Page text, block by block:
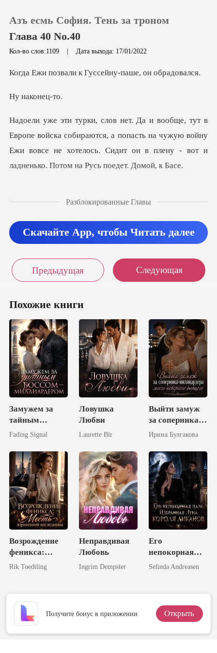
Пополнить
История чтения
Азъ есмь София. Тень за троном
Глава 40 No.40
Кол-во слов:1109 | Дата выхода: 17/01/2022
и к Гуссейну-паш
акон
собираются, а попасть на чужую войну
Ежи вовсе не хотелось. Сидит
Разблокированные Главы
Скачайте App, чтобы Читать далее
Предыдущая Следующая
Похожие книги
Замужем за
тайным
боссом-
Fading Signal
Ловушка
Любви
Laurette Bir
Выйти замуж
за соперника-
миллиардера
неверного
бывшего
Ирина Булгакова
Возрождение
феникса:
Месть
Rik Toedtling
Неправдивая
Любовь
Ingrim Dempster
Его
непокорная
пара:
ликанов
Selinda Andreasen
Получите бонус в приложении Открыть